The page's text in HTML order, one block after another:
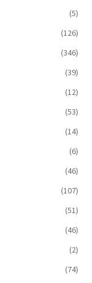
(5)
(126)
(346)
(39)
(12)
(53)
(14)
(6)
(46)
(107)
(51)
(46)
(2)
(74)